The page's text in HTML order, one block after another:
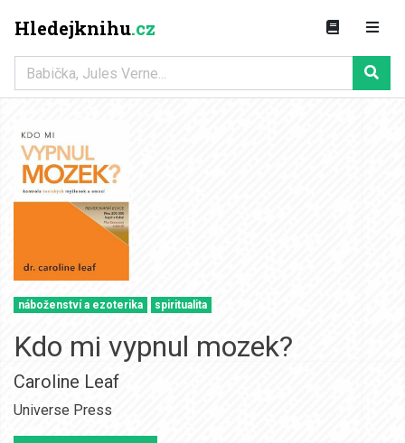
Hledejknihu.cz
náboženství a ezoterika spiritualita
Kdo mi vypnul mozek?
Caroline Leaf
Universe Press